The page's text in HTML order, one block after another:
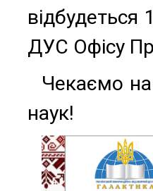
відбудеться
ДУС Офісу
Чекаємо
наук!